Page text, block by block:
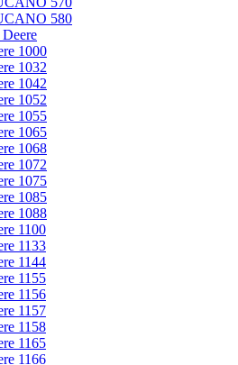
580
1000
1032
1042
1052
1055
1065
1068
1072
1075
1085
1088
1100
1133
1144
1155
1156
1157
1158
1165
1166